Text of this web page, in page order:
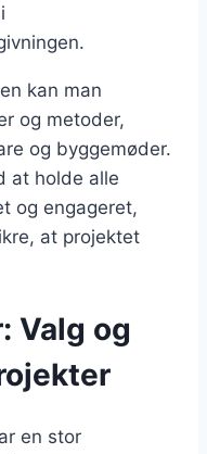
kan man
og metoder,
og byggemøder.
at holde alle
og engageret,
at projektet
Valg og
en stor